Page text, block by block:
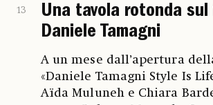
13
Una tavola rotonda
Daniele Tamagni
A un mese dall’apertura
«Daniele Tamagni Style Is
Aïda Muluneh e Chiara